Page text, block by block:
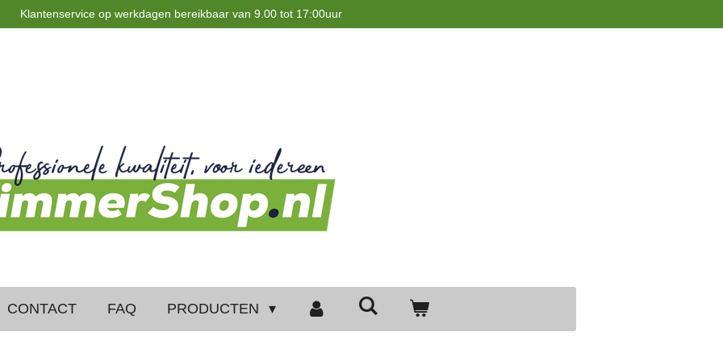
Klantenservice op werkdagen bereikbaar van 9.00 tot 17:00uur
CONTACT FAQ PRODUCTEN